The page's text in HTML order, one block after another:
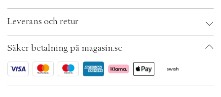
i
oEAN: 5709319600141
ID: AAOR35-0008
Leverans och retur
Säker betalning på magasin.se